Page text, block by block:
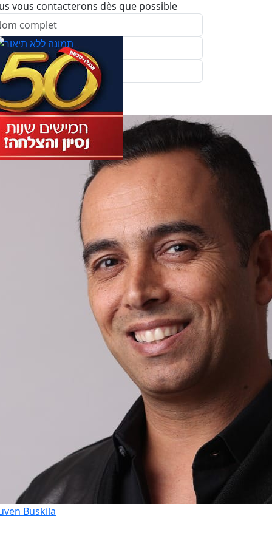
vous contacterons dès que possible
Buskila